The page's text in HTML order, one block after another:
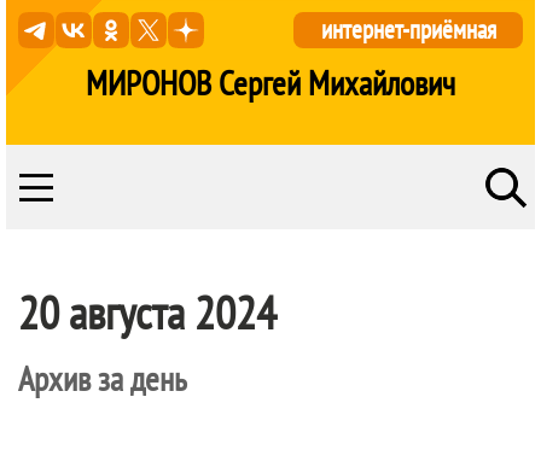
МИРОНОВ Сергей Михайлович
интернет-приёмная
20 августа 2024
Архив за день